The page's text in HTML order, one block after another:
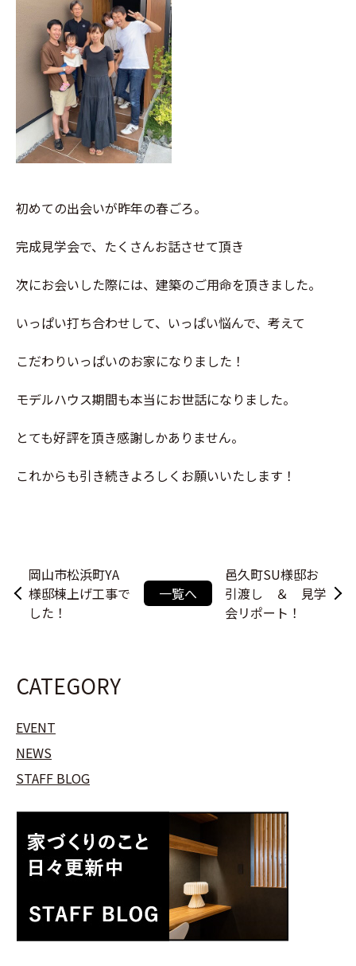
初めての出会いが昨年の春ごろ。
完成見学会で、たくさんお話させて頂き
次にお会いした際には、建築のご用命を頂きました。
いっぱい打ち合わせして、いっぱい悩んで、考えて
こだわりいっぱいのお家になりました！
モデルハウス期間も本当にお世話になりました。
とても好評を頂き感謝しかありません。
これからも引き続きよろしくお願いいたします！
岡山市松浜町YA
様邸棟上げ工事で
した！
一覧へ
邑久町SU様邸お
引渡し ＆ 見学
会リポート！
CATEGORY
EVENT
NEWS
STAFF BLOG